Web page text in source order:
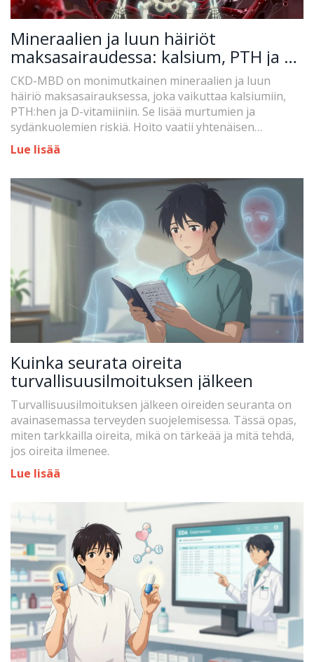
Mineraalien ja luun häiriöt
maksasairaudessa: kalsium, PTH ja D-
vitamiini
CKD-MBD on monimutkainen mineraalien ja luun
häiriö maksasairauksessa, joka vaikuttaa kalsiumiin,
PTH:hen ja D-vitamiiniin. Se lisää murtumien ja
sydänkuolemien riskiä. Hoito vaatii yhtenäisen
lähestymistavan.
Lue lisää
Kuinka seurata oireita
turvallisuusilmoituksen jälkeen
Turvallisuusilmoituksen jälkeen oireiden seuranta on
avainasemassa terveyden suojelemisessa. Tässä opas,
miten tarkkailla oireita, mikä on tärkeää ja mitä tehdä,
jos oireita ilmenee.
Lue lisää